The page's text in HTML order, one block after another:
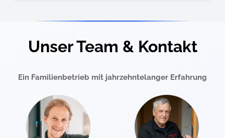
Unser Team & Kontakt
Ein Familienbetrieb mit jahrzehntelanger Erfahrung